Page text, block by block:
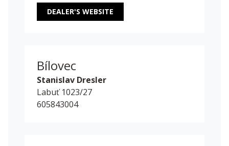
DEALER'S WEBSITE
Bílovec
Stanislav Dresler
Labuť 1023/27
605843004